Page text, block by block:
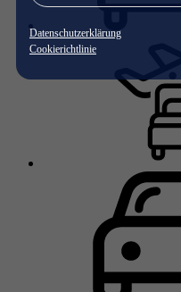
Datenschutzerklärung
Cookierichtlinie